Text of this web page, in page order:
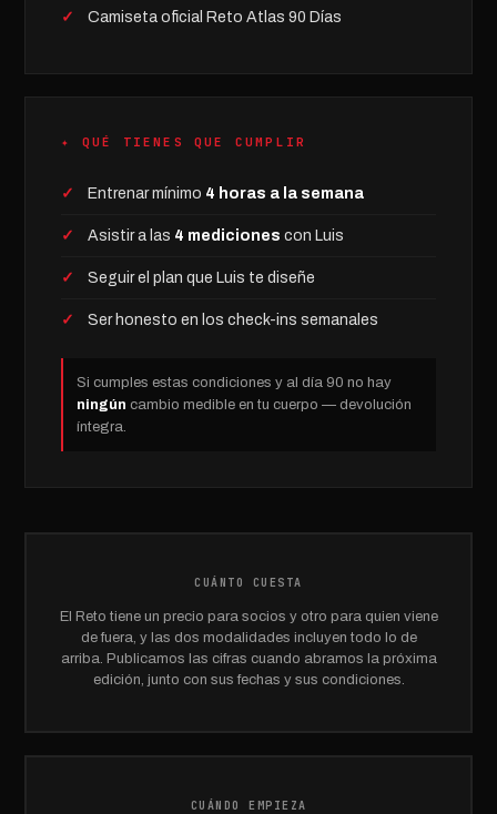
Camiseta oficial Reto Atlas 90 Días
✦ QUÉ TIENES QUE CUMPLIR
Entrenar mínimo 4 horas a la semana
Asistir a las 4 mediciones con Luis
Seguir el plan que Luis te diseñe
Ser honesto en los check-ins semanales
Si cumples estas condiciones y al día 90 no hay
ningún cambio medible en tu cuerpo — devolución
íntegra.
CUÁNTO CUESTA
El Reto tiene un precio para socios y otro para quien viene
de fuera, y las dos modalidades incluyen todo lo de
arriba. Publicamos las cifras cuando abramos la próxima
edición, junto con sus fechas y sus condiciones.
CUÁNDO EMPIEZA